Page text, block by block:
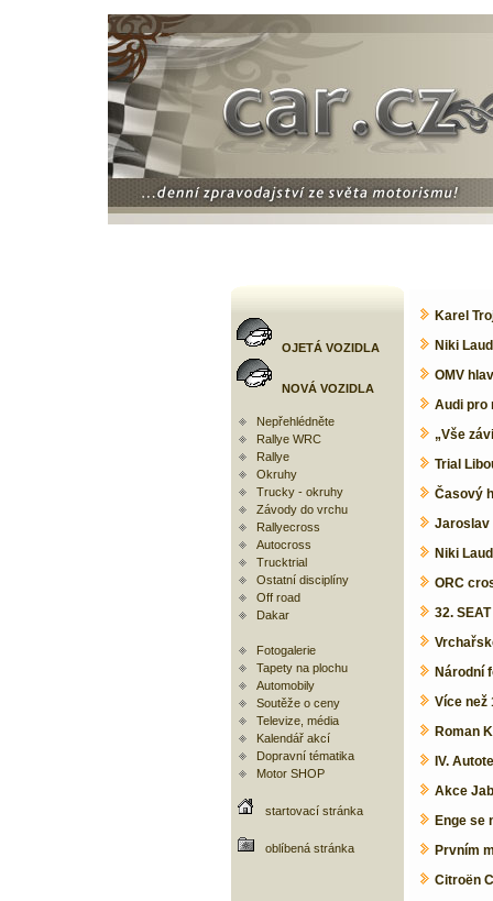
OJETÁ VOZIDLA
NOVÁ VOZIDLA
Nepřehlédněte
Rallye WRC
Rallye
Okruhy
Trucky - okruhy
Závody do vrchu
Rallyecross
Autocross
Trucktrial
Ostatní disciplíny
Off road
Dakar
Fotogalerie
Tapety na plochu
Automobily
Soutěže o ceny
Televize, média
Kalendář akcí
Dopravní tématika
Motor SHOP
startovací stránka
oblíbená stránka
Karel
Niki
OMV
Audi pro
„Vše
Trial
Časový
Jaroslav
Niki
ORC
32.
Národní
Více než
Roman
IV.
Akce
Enge se
Prvním
Citroën